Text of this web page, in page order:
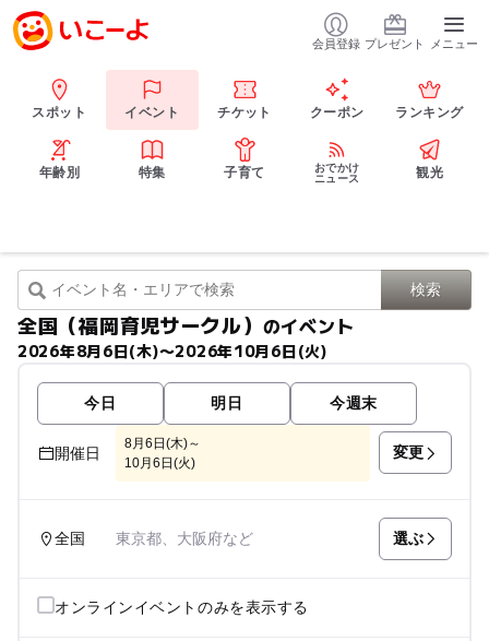
会員登録 プレゼント メニュー
スポット イベント チケット クーポン ランキング
年齢別 特集 子育て
おでかけ
ニュース
観光
全国（福岡育児サークル） のイベント
2026年8月6日(木)〜2026年10月6日(火)
今日 明日 今週末
開催日
8月6日(木)～
10月6日(火)
変更
全国 東京都、大阪府など 選ぶ
オンラインイベントのみを表示する